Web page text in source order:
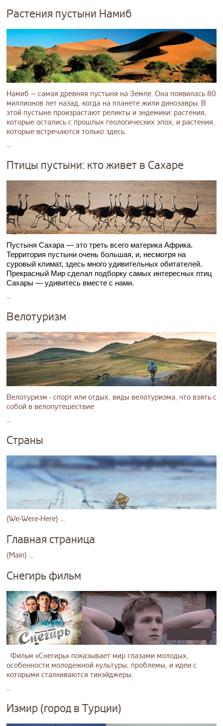
Растения пустыни Намиб
Намиб — самая древняя пустыня на Земле. Она появилась 80
миллионов лет назад, когда на планете жили динозавры. В
этой пустыне произрастают реликты и эндемики: растения,
которые остались с прошлых геологических эпох, и растения,
которые встречаются только здесь.
...
Птицы пустыни: кто живет в Сахаре
Пустыня Сахара — это треть всего материка Африка.
Территория пустыни очень большая, и, несмотря на
суровый климат, здесь много удивительных обитателей.
Прекрасный Мир сделал подборку самых интересных птиц
Сахары — удивитесь вместе с нами.
...
Велотуризм
Велотуризм - спорт или отдых, виды велотуризма, что взять с
собой в велопутешествие
...
Страны
{We-Were-Here} ...
Главная страница
{Main} ...
Снегирь фильм
Фильм «Снегирь» показывает мир глазами молодых,
особенности молодежной культуры, проблемы, и идеи с
которыми сталкиваются тинэйджеры.
...
Измир (город в Турции)